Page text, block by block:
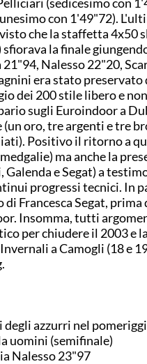
con 1'49"72).
che la staffetta 4x50
sfiorava la finale
21"94, Nalesso 22"20,
era stato preservato
dei 200 stile libero e
sugli Euroindoor a
(un oro, tre argenti e tre
Positivo il ritorno a
ma anche la
Galenda e Segat) a
progressi tecnici. In
di Francesca Segat,
Insomma, tutti
per chiudere il 2003 e
a Camogli (18 e
azzurri nel
uomini (semifinale)
Nalesso 23"97